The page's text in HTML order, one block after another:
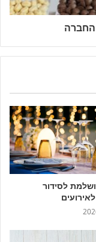
החברה
לסידור